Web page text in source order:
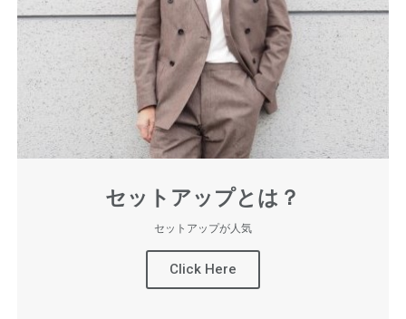
セットアップとは？
セットアップが人気
Click Here